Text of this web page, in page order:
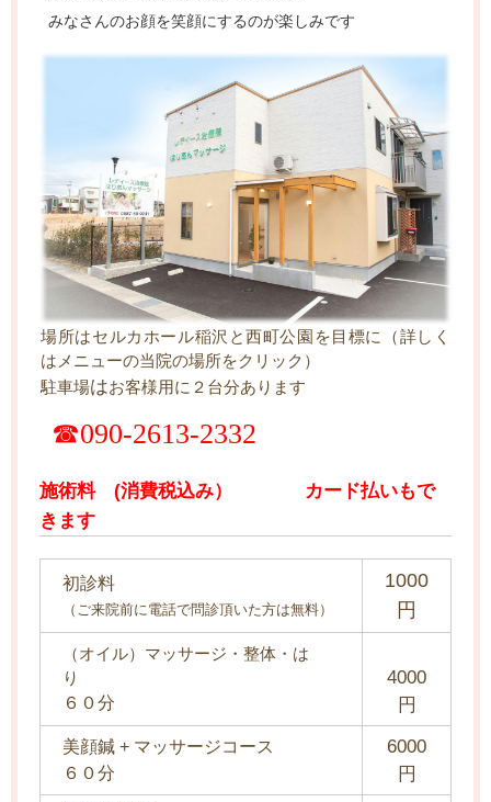
みなさんのお顔を笑顔にするのが楽しみです
場所はセルカホール稲沢と西町公園を目標に（詳しく
はメニューの当院の場所をクリック）
駐車場はお客様用に２台分あります
☎090-2613-2332
施術料 (消費税込み） カード払いもで
きます
初診料
（ご来院前に電話で問診頂いた方は無料）
1000
円
（オイル） マッサージ・整体・は
り
６０分
4000
円
美顔鍼 + マッサージコース
６０分
6000
円